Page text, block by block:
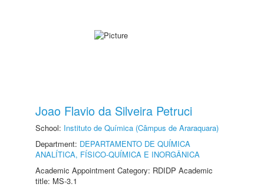
Joao Flavio da Silveira Petruci
School: Instituto de Química (Câmpus de Araraquara)
Department: DEPARTAMENTO DE QUÍMICA
ANALÍTICA, FÍSICO-QUÍMICA E INORGÂNICA
Academic Appointment Category: RDIDP Academic
title: MS-3.1